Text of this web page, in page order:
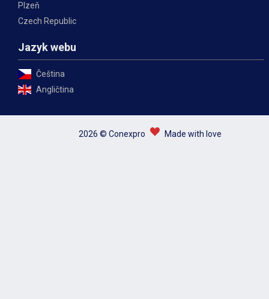
Plzeň
Czech Republic
Jazyk webu
Čeština
Angličtina
2026 © Conexpro Made with love